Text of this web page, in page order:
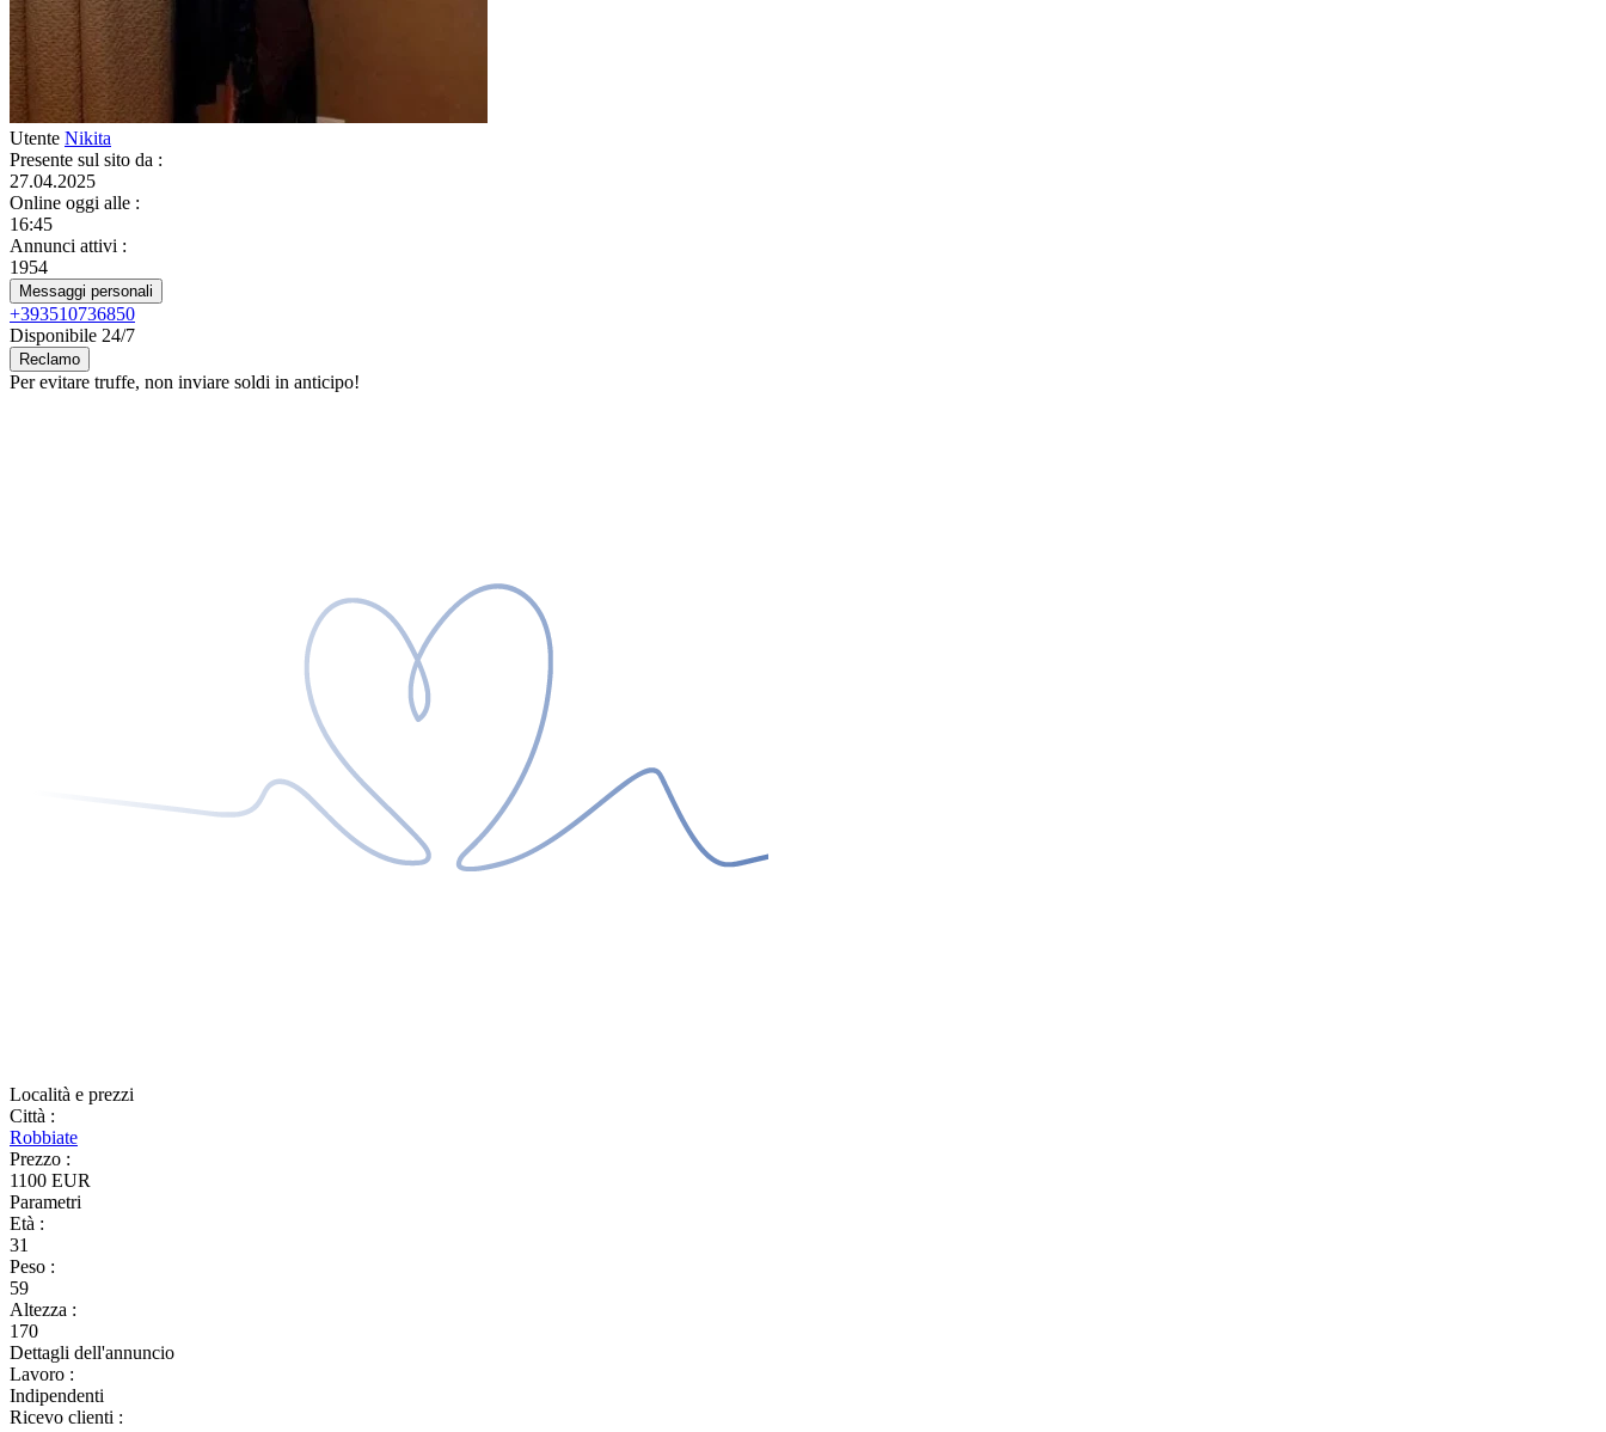
Utente Nikita
Presente sul sito da :
27.04.2025
Online oggi alle :
16:45
Annunci attivi :
1954
Messaggi personali
+393510736850
Disponibile 24/7
Reclamo
Per evitare truffe, non inviare soldi in anticipo!
Località e prezzi
Città :
Robbiate
Prezzo :
1100 EUR
Parametri
Età :
31
Peso :
59
Altezza :
170
Dettagli dell'annuncio
Lavoro :
Indipendenti
Ricevo clienti :